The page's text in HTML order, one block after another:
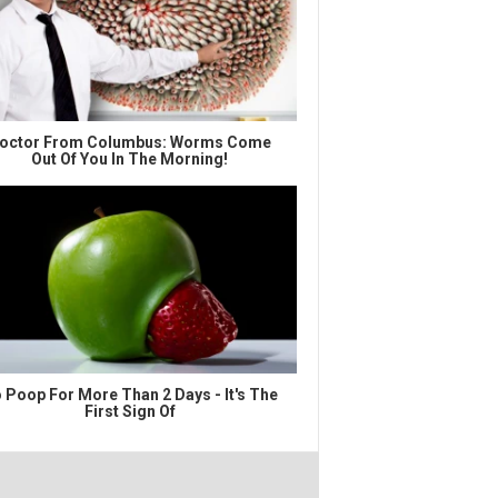
From Columbus: Worms Come
Out Of You In The Morning!
Poop For More Than 2 Days - It's The
First Sign Of